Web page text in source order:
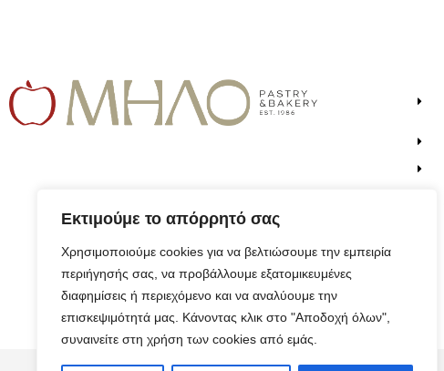
Εκτιμούμε το απόρρητό σας
Χρησιμοποιούμε cookies για να βελτιώσουμε την εμπειρία
περιήγησής σας, να προβάλλουμε εξατομικευμένες
διαφημίσεις ή περιεχόμενο και να αναλύουμε την
επισκεψιμότητά μας. Κάνοντας κλικ στο "Αποδοχή όλων",
συναινείτε στη χρήση των cookies από εμάς.